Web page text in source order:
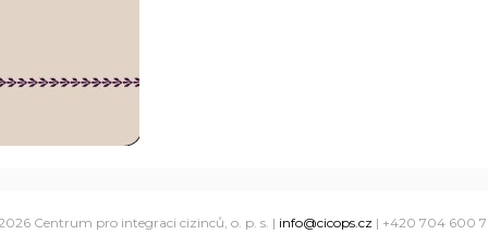
Centrum pro integraci cizinců, o. p. s. | info@cicops.cz | +420 704 600